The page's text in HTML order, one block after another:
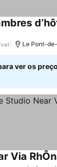
Le Pont-
ver os
Via